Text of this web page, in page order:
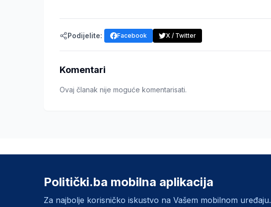
Podijelite: Facebook X / Twitter
Komentari
Ovaj članak nije moguće komentarisati.
Politički.ba mobilna aplikacija
Za najbolje korisničko iskustvo na Vašem mobilnom uređaju.